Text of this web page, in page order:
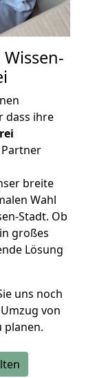
dass ihre
breite
Wahl
Stadt. Ob
großes
Lösung
uns noch
von
planen.